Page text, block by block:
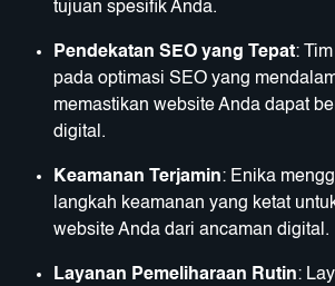
tujuan spesifik Anda.
Pendekatan SEO yang Tepat:
pada optimasi SEO yang
memastikan website Anda dapat
digital.
Keamanan Terjamin: Enika
langkah keamanan yang ketat
website Anda dari ancaman digital.
Layanan Pemeliharaan Rutin: